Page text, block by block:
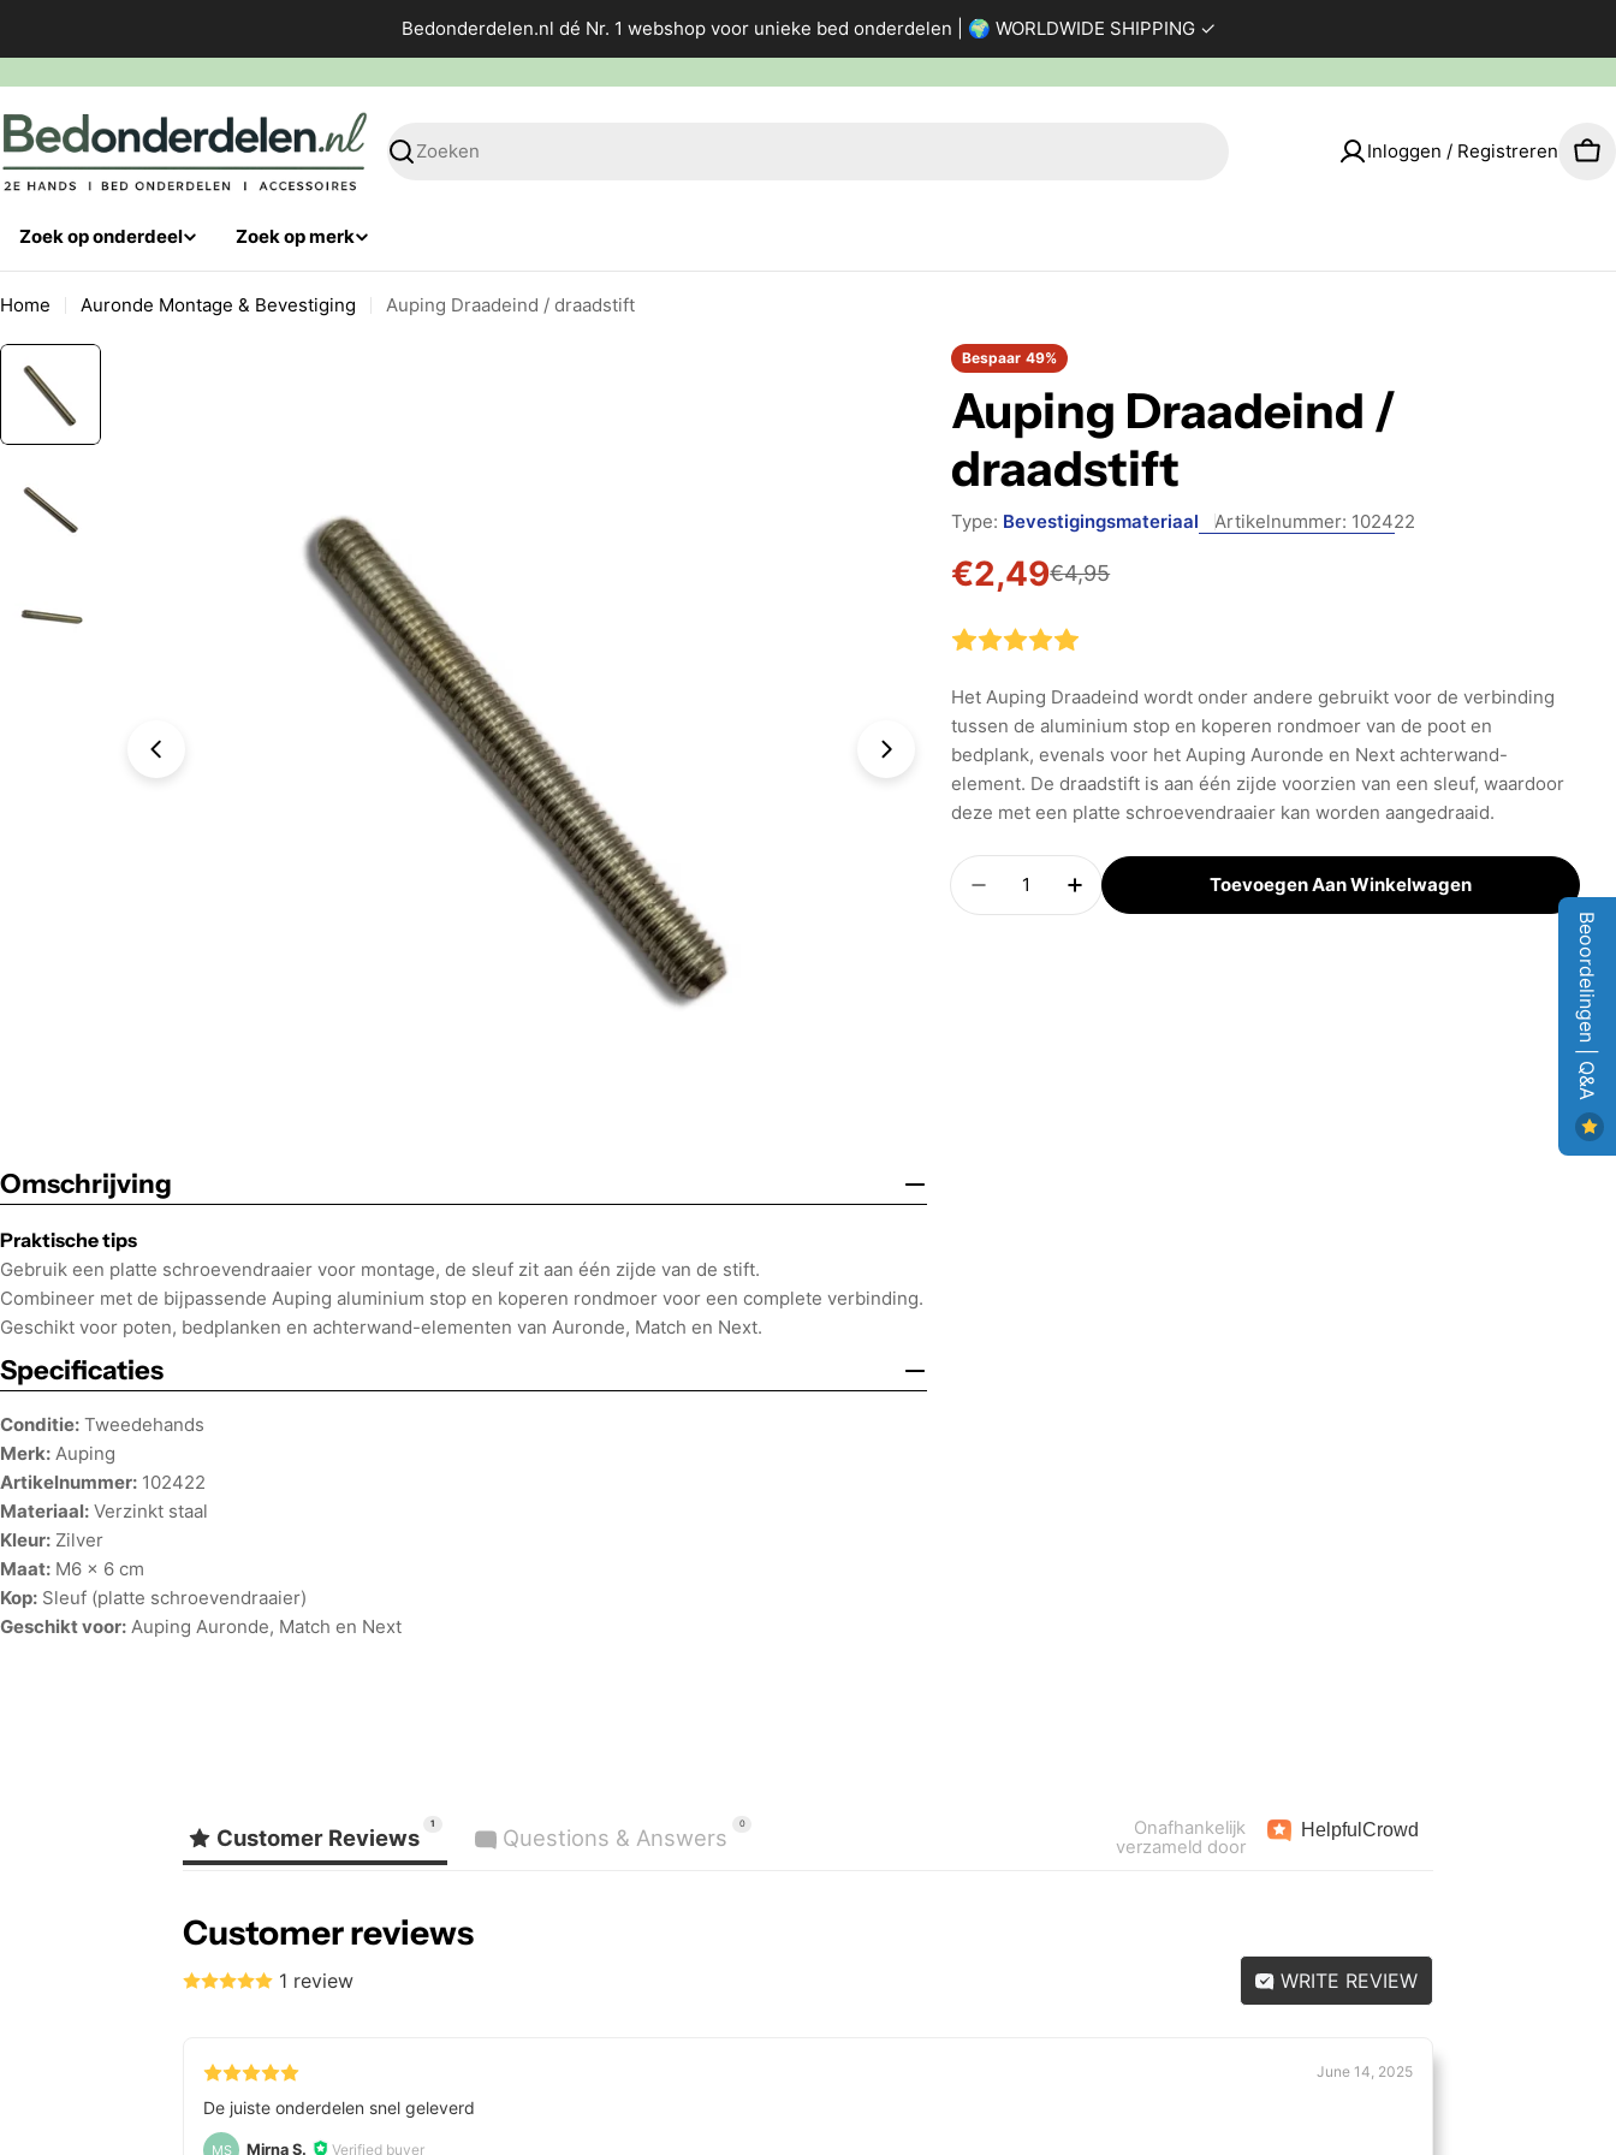
inhoud
Bedonderdelen.nl dé Nr. 1 webshop voor unieke bed onderdelen | 🌍 WORLDWIDE SHIPPING ✓
Zoeken
Inloggen / Registreren
Zoek op onderdeel Zoek op merk
Home Auronde Montage & Bevestiging Auping Draadeind / draadstift
Foto 0 zichtbaar in de afbeeldingen Foto 1 zichtbaar in de afbeeldingen
Omschrijving
Praktische tips
Gebruik een platte schroevendraaier voor montage, de sleuf zit aan één zijde van de stift.
Combineer met de bijpassende Auping aluminium stop en koperen rondmoer voor een complete verbinding.
Geschikt voor poten, bedplanken en achterwand-elementen van Auronde, Match en Next.
Specificaties
Conditie: Tweedehands
Merk: Auping
Artikelnummer: 102422
Materiaal: Verzinkt staal
Kleur: Zilver
Maat: M6 × 6 cm
Kop: Sleuf (platte schroevendraaier)
Geschikt voor: Auping Auronde, Match en Next
Bespaar 49%
Auping Draadeind /
draadstift
Type: Bevestigingsmateriaal Artikelnummer: 102422
Verkoopprijs
€2,49
Normale
prijs
€4,95
Het Auping Draadeind wordt onder andere gebruikt voor de verbinding
tussen de aluminium stop en koperen rondmoer van de poot en
bedplank, evenals voor het Auping Auronde en Next achterwand-
element. De draadstift is aan één zijde voorzien van een sleuf, waardoor
deze met een platte schroevendraaier kan worden aangedraaid.
Aantal
Hoeveelheid Verminderen Voor Auping Draadeind /
Verhoog Aantal Voor Auping Draadeind / Draadstift
Toevoegen Aan Winkelwagen
Customer Reviews
1
Questions & Answers
0
Onafhankelijk
verzameld door
HelpfulCrowd
Customer reviews
1 review WRITE REVIEW
June 14, 2025
De juiste onderdelen snel geleverd
MS Mirna S. Verified buyer
Beoordelingen | Q&A